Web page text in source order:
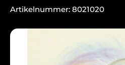
Artikelnummer: 8021020